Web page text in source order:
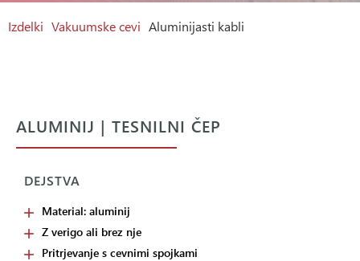
Izdelki Vakuumske cevi Aluminijasti kabli
ALUMINIJ | TESNILNI ČEP
DEJSTVA
Material: aluminij
Z verigo ali brez nje
Pritrjevanje s cevnimi spojkami